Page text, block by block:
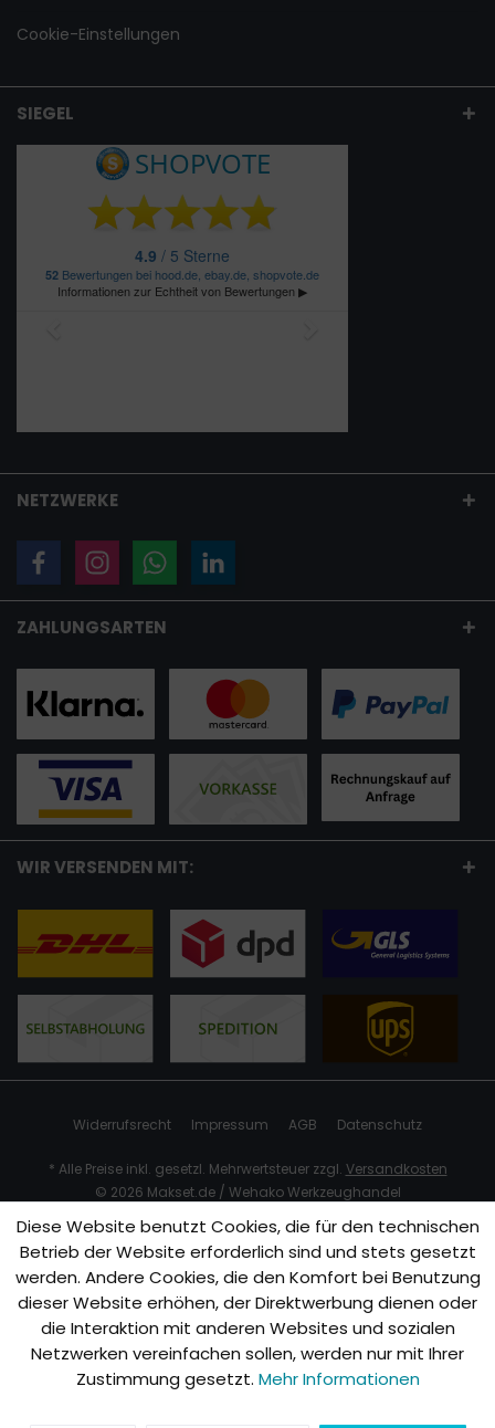
Cookie-Einstellungen
SIEGEL
NETZWERKE
ZAHLUNGSARTEN
WIR VERSENDEN MIT:
Widerrufsrecht Impressum AGB Datenschutz
* Alle Preise inkl. gesetzl. Mehrwertsteuer zzgl. Versandkosten
© 2026 Makset.de / Wehako Werkzeughandel
Diese Website benutzt Cookies, die für den technischen
Betrieb der Website erforderlich sind und stets gesetzt
werden. Andere Cookies, die den Komfort bei Benutzung
dieser Website erhöhen, der Direktwerbung dienen oder
die Interaktion mit anderen Websites und sozialen
Netzwerken vereinfachen sollen, werden nur mit Ihrer
Zustimmung gesetzt. Mehr Informationen